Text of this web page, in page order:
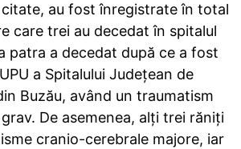
au fost înregistrate în total
care trei au decedat în spitalul
patra a decedat după ce a fost
a Spitalului Judeţean de
Buzău, având un traumatism
De asemenea, alţi trei răniţi
cranio-cerebrale majore, iar